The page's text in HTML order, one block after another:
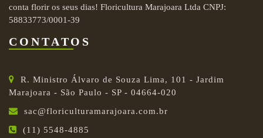
conta florir os seus dias! Floricultura Marajoara Ltda CNPJ:
58833773/0001-39
CONTATOS
R. Ministro Álvaro de Souza Lima, 101 - Jardim
Marajoara - São Paulo - SP - 04664-020
sac@floriculturamarajoara.com.br
(11) 5548-4885